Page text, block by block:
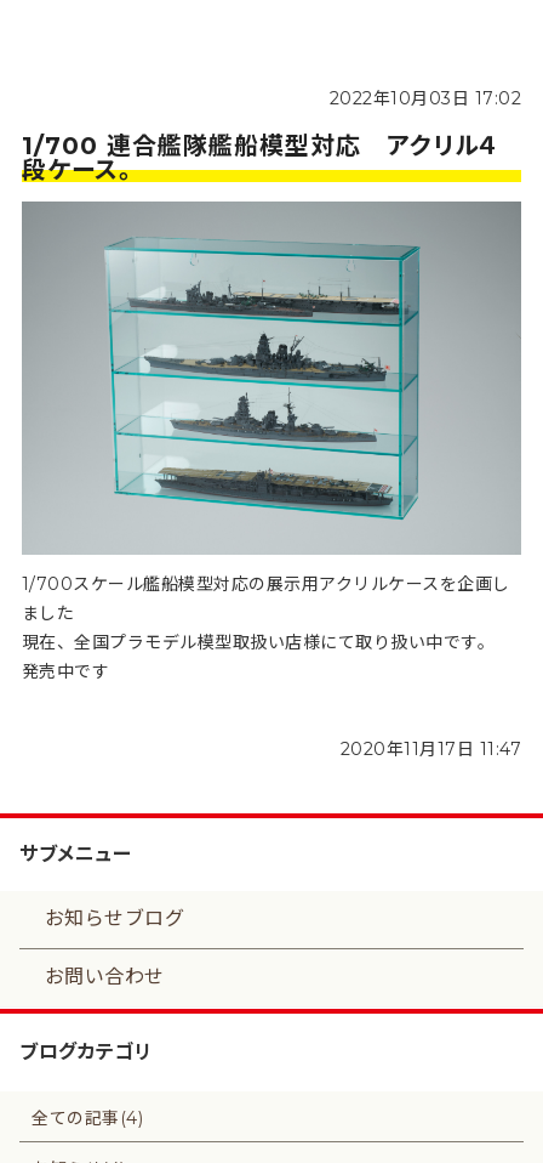
2022年10月03日 17:02
1/700 連合艦隊艦船模型対応 アクリル４
段ケース。
1/700スケール艦船模型対応の展示用アクリルケースを企画し
ました
現在、全国プラモデル模型取扱い店様にて取り扱い中です。
発売中です
2020年11月17日 11:47
サブメニュー
お知らせブログ
お問い合わせ
ブログカテゴリ
全ての記事(4)